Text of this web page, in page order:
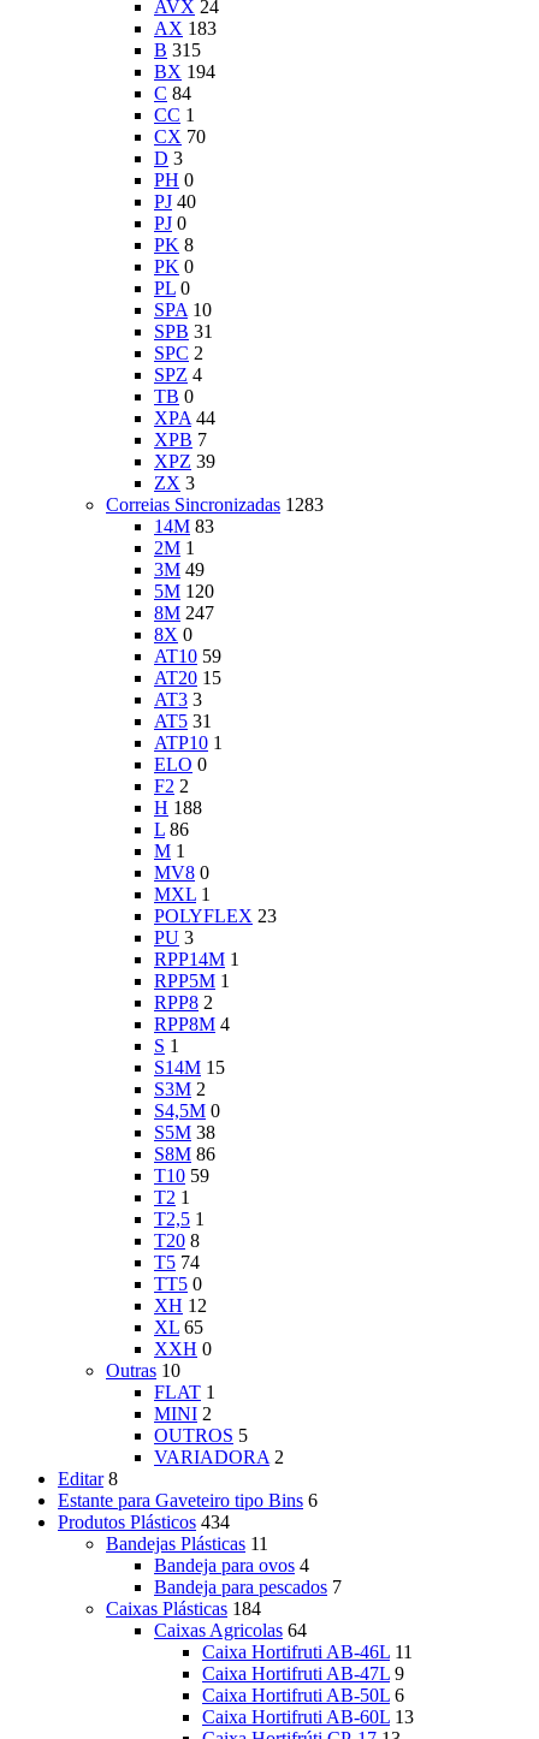
AVX 24
AX 183
B 315
BX 194
C 84
CC 1
CX 70
D 3
PH 0
PJ 40
PJ 0
PK 8
PK 0
PL 0
SPA 10
SPB 31
SPC 2
SPZ 4
TB 0
XPA 44
XPB 7
XPZ 39
ZX 3
Correias Sincronizadas 1283
14M 83
2M 1
3M 49
5M 120
8M 247
8X 0
AT10 59
AT20 15
AT3 3
AT5 31
ATP10 1
ELO 0
F2 2
H 188
L 86
M 1
MV8 0
MXL 1
POLYFLEX 23
PU 3
RPP14M 1
RPP5M 1
RPP8 2
RPP8M 4
S 1
S14M 15
S3M 2
S4,5M 0
S5M 38
S8M 86
T10 59
T2 1
T2,5 1
T20 8
T5 74
TT5 0
XH 12
XL 65
XXH 0
Outras 10
FLAT 1
MINI 2
OUTROS 5
VARIADORA 2
Editar 8
Estante para Gaveteiro tipo Bins 6
Produtos Plásticos 434
Bandejas Plásticas 11
Bandeja para ovos 4
Bandeja para pescados 7
Caixas Plásticas 184
Caixas Agricolas 64
Caixa Hortifruti AB-46L 11
Caixa Hortifruti AB-47L 9
Caixa Hortifruti AB-50L 6
Caixa Hortifruti AB-60L 13